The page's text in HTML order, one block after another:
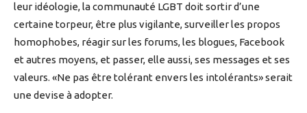
leur idéologie, la communauté LGBT doit sortir d’une
certaine torpeur, être plus vigilante, surveiller les propos
homophobes, réagir sur les forums, les blogues, Facebook
et autres moyens, et passer, elle aussi, ses messages et ses
valeurs. «Ne pas être tolérant envers les intolérants» serait
une devise à adopter.